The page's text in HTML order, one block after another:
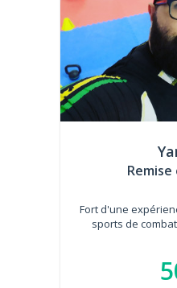
Fort d'une
sports de